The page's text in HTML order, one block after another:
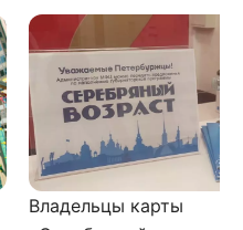
Владельцы карты